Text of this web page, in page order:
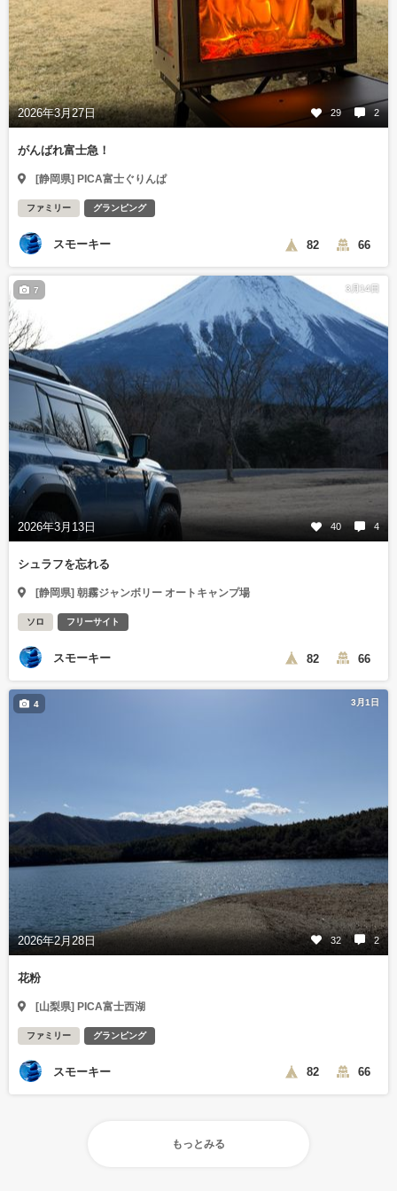
2026年3月27日 29 2
がんばれ富士急！
[静岡県] PICA富士ぐりんぱ
ファミリー グランピング
スモーキー 82 66
3月14日
2026年3月13日 40 4
7
シュラフを忘れる
[静岡県] 朝霧ジャンボリー オートキャンプ場
ソロ フリーサイト
スモーキー 82 66
3月1日
2026年2月28日 32 2
4
花粉
[山梨県] PICA富士西湖
ファミリー グランピング
スモーキー 82 66
もっとみる